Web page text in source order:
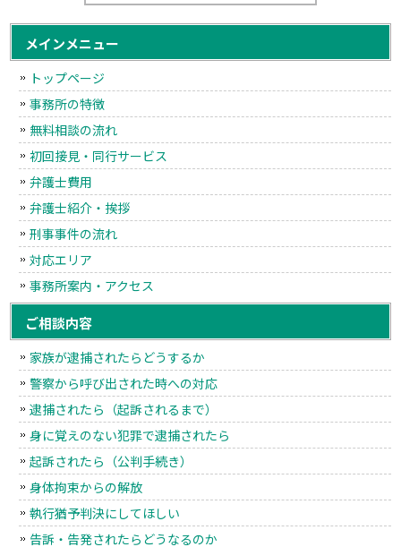
メインメニュー
トップページ
事務所の特徴
無料相談の流れ
初回接見・同行サービス
弁護士費用
弁護士紹介・挨拶
刑事事件の流れ
対応エリア
事務所案内・アクセス
ご相談内容
家族が逮捕されたらどうするか
警察から呼び出された時への対応
逮捕されたら（起訴されるまで）
身に覚えのない犯罪で逮捕されたら
起訴されたら（公判手続き）
身体拘束からの解放
執行猶予判決にしてほしい
告訴・告発されたらどうなるのか